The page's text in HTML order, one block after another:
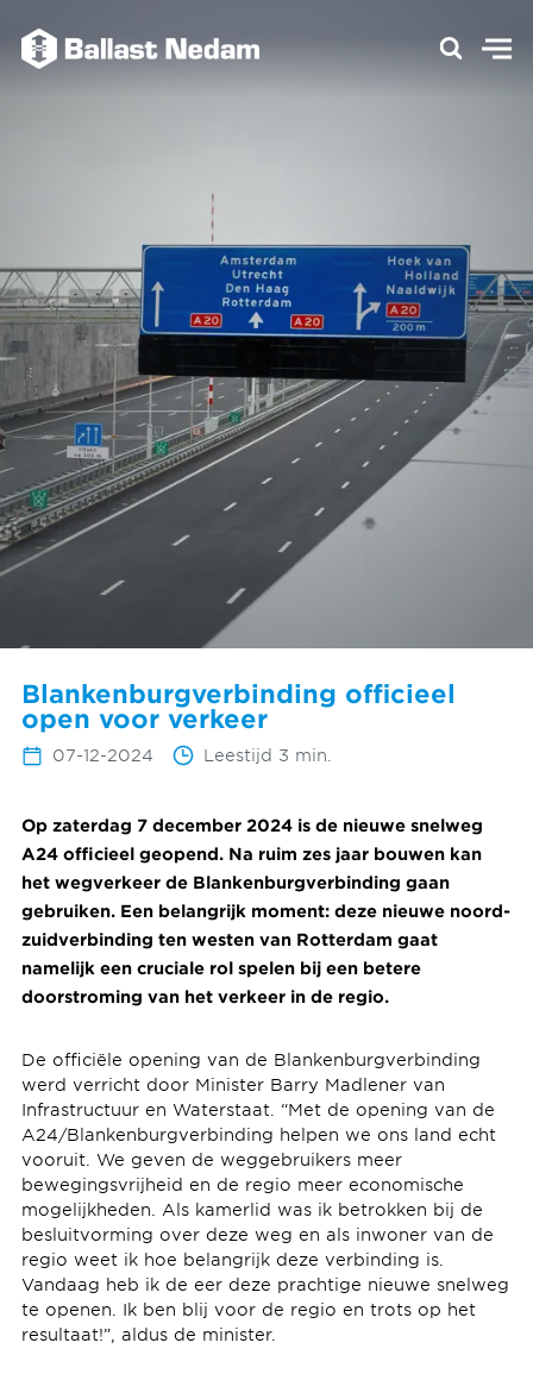
Blankenburgverbinding officieel
open voor verkeer
07-12-2024 Leestijd 3 min.
Op zaterdag 7 december 2024 is de nieuwe snelweg
A24 officieel geopend. Na ruim zes jaar bouwen kan
het wegverkeer de Blankenburgverbinding gaan
gebruiken. Een belangrijk moment: deze nieuwe noord-
zuidverbinding ten westen van Rotterdam gaat
namelijk een cruciale rol spelen bij een betere
doorstroming van het verkeer in de regio.
De officiële opening van de Blankenburgverbinding
werd verricht door Minister Barry Madlener van
Infrastructuur en Waterstaat. “Met de opening van de
A24/Blankenburgverbinding helpen we ons land echt
vooruit. We geven de weggebruikers meer
bewegingsvrijheid en de regio meer economische
mogelijkheden. Als kamerlid was ik betrokken bij de
besluitvorming over deze weg en als inwoner van de
regio weet ik hoe belangrijk deze verbinding is.
Vandaag heb ik de eer deze prachtige nieuwe snelweg
te openen. Ik ben blij voor de regio en trots op het
resultaat!”, aldus de minister.